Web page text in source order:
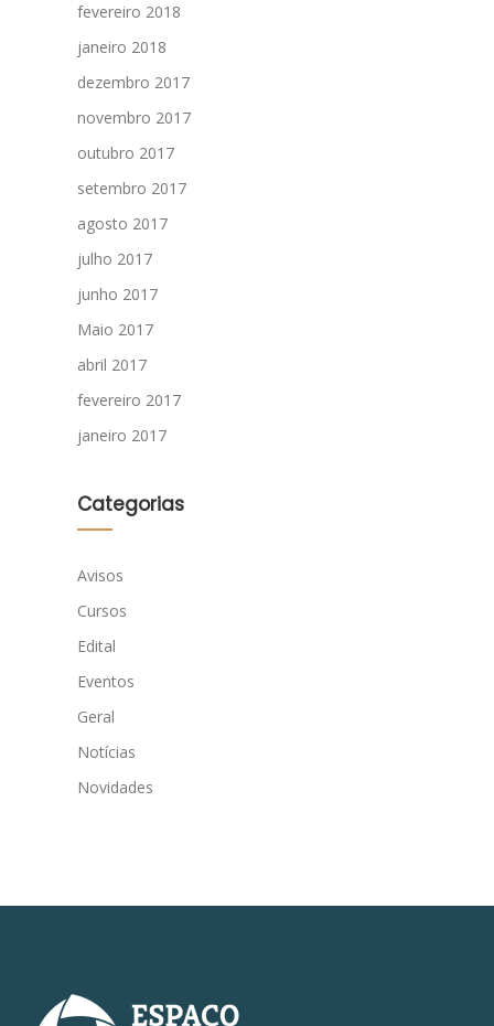
fevereiro 2018
janeiro 2018
dezembro 2017
novembro 2017
outubro 2017
setembro 2017
agosto 2017
julho 2017
junho 2017
Maio 2017
abril 2017
fevereiro 2017
janeiro 2017
Categorias
Avisos
Cursos
Edital
Eventos
Geral
Notícias
Novidades